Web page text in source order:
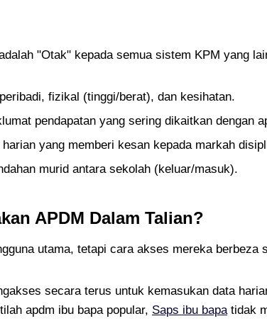
"Otak" kepada semua sistem KPM yang
fizikal (tinggi/berat), dan kesihatan.
pendapatan yang sering dikaitkan dengan
yang memberi kesan kepada markah
murid antara sekolah (keluar/masuk).
APDM Dalam Talian?
utama, tetapi cara akses mereka berbeza
secara terus untuk kemasukan data
apdm ibu bapa popular, Saps ibu bapa tidak